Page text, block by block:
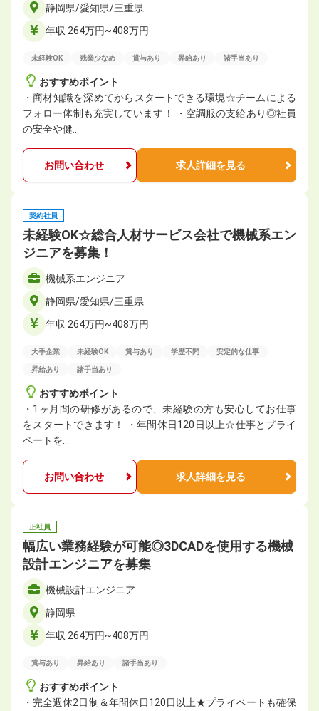
静岡県/愛知県/三重県
年収 264万円~408万円
未経験OK 残業少なめ 賞与あり 昇給あり 諸手当あり
おすすめポイント
・商材知識を深めてからスタートできる環境☆チームによる
フォロー体制も充実しています！ ・空調服の支給あり◎社員
の安全や健…
お問い合わせ 求人詳細を見る
契約社員
未経験OK☆総合人材サービス会社で機械系エン
ジニアを募集！
機械系エンジニア
静岡県/愛知県/三重県
年収 264万円~408万円
大手企業 未経験OK 賞与あり 学歴不問 安定的な仕事
昇給あり 諸手当あり
おすすめポイント
・1ヶ月間の研修があるので、未経験の方も安心してお仕事
をスタートできます！ ・年間休⽇120⽇以上☆仕事とプライ
ベートを…
お問い合わせ 求人詳細を見る
正社員
幅広い業務経験が可能◎3DCADを使用する機械
設計エンジニアを募集
機械設計エンジニア
静岡県
年収 264万円~408万円
賞与あり 昇給あり 諸手当あり
おすすめポイント
・完全週休2日制＆年間休日120日以上★プライベートも確保